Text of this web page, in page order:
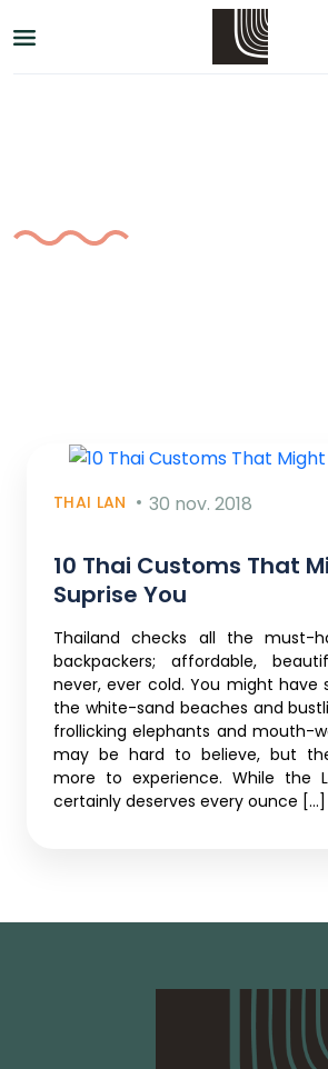
THAI LAN 30 nov. 2018
10 Thai Customs That
Suprise You
Thailand checks all the must-
backpackers; affordable,
never, ever cold. You might have
the white-sand beaches and
frollicking elephants and mouth-
may be hard to believe, but
more to experience. While the
certainly deserves every ounce […]